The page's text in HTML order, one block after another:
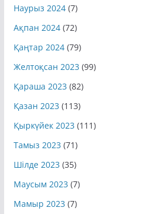
Наурыз 2024(7)
Ақпан 2024(72)
Қаңтар 2024(79)
Желтоқсан 2023 (99)
Қараша 2023 (82)
Қазан 2023 (113)
Қыркүйек 2023 (111)
Тамыз 2023 (71)
Шілде 2023 (35)
Маусым 2023 (7)
Мамыр 2023 (7)